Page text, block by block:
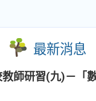
最新消息
師研習(九)－「